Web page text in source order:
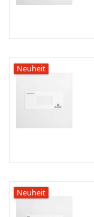
Neuheit
Neuheit